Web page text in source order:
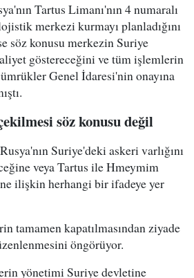
Tartus Limanı'nın 4 numaralı
merkezi kurmayı planladığını
söz konusu merkezin Suriye
göstereceğini ve tüm işlemlerin
Genel İdaresi'nin onayına
söz konusu değil
Suriye'deki askeri varlığını
veya Tartus ile Hmeymim
ilişkin herhangi bir ifadeye yer
tamamen kapatılmasından ziyade
öngörüyor.
yönetimi Suriye devletine